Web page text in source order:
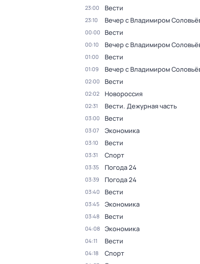
23:00 Вести
23:10 Вечер с Владимиром
00:00 Вести
00:10 Вечер с Владимиром
01:00 Вести
01:09 Вечер с Владимиром
02:00 Вести
02:02 Новороссия
02:31 Вести. Дежурная часть
03:00 Вести
03:07 Экономика
03:10 Вести
03:31 Спорт
03:35 Погода 24
03:39 Погода 24
03:40 Вести
03:45 Экономика
03:48 Вести
04:08 Экономика
04:11 Вести
04:18 Спорт